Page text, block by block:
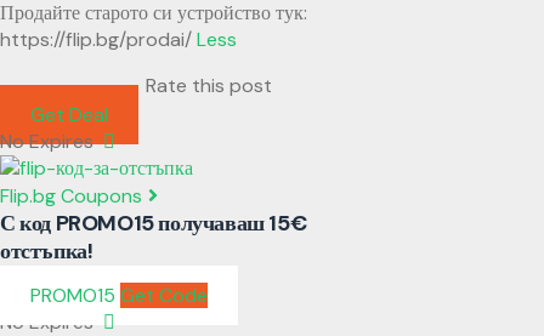
Продайте старото си устройство тук:
https://flip.bg/prodai/Less
Rate this post
Get Deal
No Expires
Flip.bg Coupons
С код PROMO15 получаваш 15€
отстъпка!
PROMO15 Get Code
No Expires